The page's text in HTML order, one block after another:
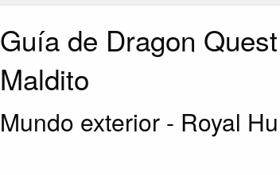
Guía de Dragon
Maldito
Mundo exterior - Royal